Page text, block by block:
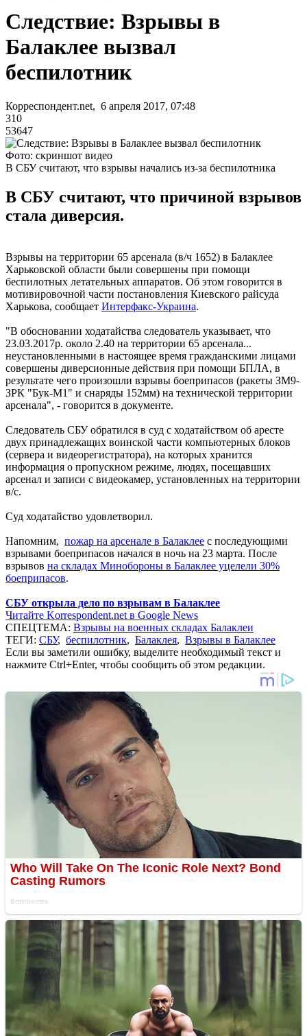
Следствие: Взрывы в
Балаклее вызвал
беспилотник
Корреспондент.net, 6 апреля 2017, 07:48
310
53647
Фото: скриншот видео
В СБУ считают, что взрывы начались из-за беспилотника
В СБУ считают, что причиной взрывов
стала диверсия.
Взрывы на территории 65 арсенала (в/ч 1652) в Балаклее
Харьковской области были совершены при помощи
беспилотных летательных аппаратов. Об этом говорится в
мотивировочной части постановления Киевского райсуда
Харькова, сообщает Интерфакс-Украина.
"В обосновании ходатайства следователь указывает, что
23.03.2017р. около 2.40 на территории 65 арсенала...
неустановленными в настоящее время гражданскими лицами
совершены диверсионные действия при помощи БПЛА, в
результате чего произошли взрывы боеприпасов (ракеты ЗМ9-
ЗРК "Бук-М1" и снаряды 152мм) на технической территории
арсенала", - говорится в документе.
Следователь СБУ обратился в суд с ходатайством об аресте
двух принадлежащих воинской части компьютерных блоков
(сервера и видеорегистратора), на которых хранится
информация о пропускном режиме, людях, посещавших
арсенал и записи с видеокамер, установленных на территории
в/с.
Суд ходатайство удовлетворил.
Напомним, пожар на арсенале в Балаклее с последующими
взрывами боеприпасов начался в ночь на 23 марта. После
взрывов на складах Минобороны в Балаклее уцелели 30%
боеприпасов.
СБУ открыла дело по взрывам в Балаклее
Читайте Korrespondent.net в Google News
СПЕЦТЕМА: Взрывы на военных складах Балаклеи
ТЕГИ: СБУ, беспилотник, Балаклея, Взрывы в Балаклее
Если вы заметили ошибку, выделите необходимый текст и
нажмите Ctrl+Enter, чтобы сообщить об этом редакции.